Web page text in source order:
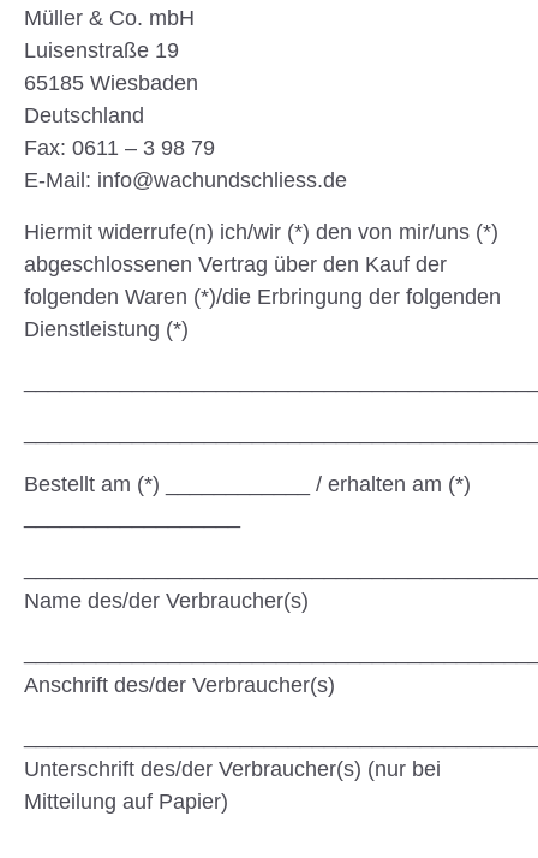
Müller & Co. mbH
Luisenstraße 19
65185 Wiesbaden
Deutschland
Fax: 0611 – 3 98 79
E-Mail: info@wachundschliess.de
Hiermit widerrufe(n) ich/wir (*) den von mir/uns (*)
abgeschlossenen Vertrag über den Kauf der
folgenden Waren (*)/die Erbringung der folgenden
Dienstleistung (*)
Bestellt am (*) ____________ / erhalten am (*)
Name des/der Verbraucher(s)
Anschrift des/der Verbraucher(s)
Unterschrift des/der Verbraucher(s) (nur bei
Mitteilung auf Papier)